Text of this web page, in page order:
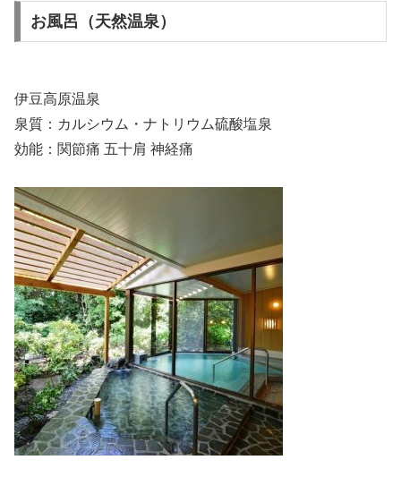
お風呂（天然温泉）
伊豆高原温泉
泉質：カルシウム・ナトリウム硫酸塩泉
効能：関節痛 五十肩 神経痛